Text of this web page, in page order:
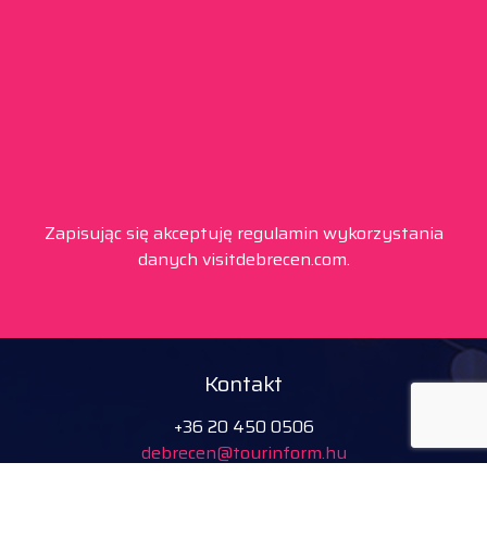
Zapisując się akceptuję regulamin wykorzystania
danych visitdebrecen.com.
Kontakt
+36 20 450 0506
debrecen@tourinform.hu